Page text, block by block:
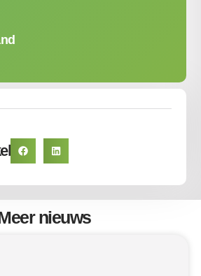
nieuws